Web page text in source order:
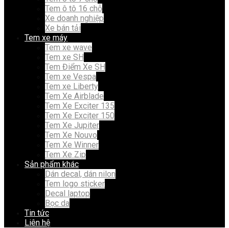
Tem ô tô 16 chỗ
Xe doanh nghiệp
Xe bán tải
Tem xe máy
Tem xe wave
Tem xe SH
Tem Điểm Xe SH
Tem xe Vespa
Tem xe Liberty
Tem Xe Airblade
Tem Xe Exciter 135
Tem Xe Exciter 150
Tem Xe Jupiter
Tem Xe Nouvo
Tem Xe Winner
Tem Xe Zip
Sản phẩm khác
Dán decal, dán nilon
Tem logo sticker
Decal laptop
Bọc da
Tin tức
Liên hệ